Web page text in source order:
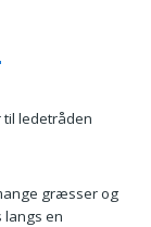
til ledetråden
græsser og
langs en